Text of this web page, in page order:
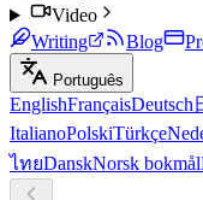
Video
Writing
Blog
Português
EnglishFrançaisDeutsch
ItalianoPolskiTürkçe
ไทยDanskNorsk bokmål